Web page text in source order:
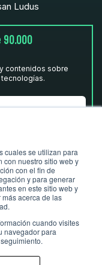
cuales se utilizan para
con nuestro sitio web y
con el fin de
y para generar
en este sitio web y
acerca de las
cuando visites
navegador para
Ludus
contenidos sobre
derechos reservados